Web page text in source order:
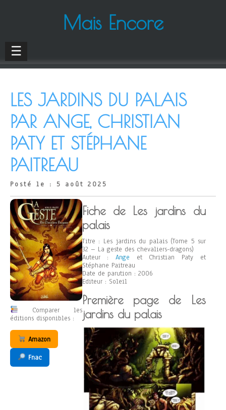
Mais Encore
☰
LES JARDINS DU PALAIS
PAR ANGE, CHRISTIAN
PATY ET STÉPHANE
PAITREAU
Posté le : 5 août 2025
Comparer les
éditions disponibles :
Amazon
Fnac
Fiche de Les jardins du
palais
Titre : Les jardins du palais (Tome 5 sur
32 – La geste des chevaliers-dragons)
Auteur :Ange et Christian Paty et
Stéphane Paitreau
Date de parution : 2006
Editeur : Soleil
Première page de Les
jardins du palais